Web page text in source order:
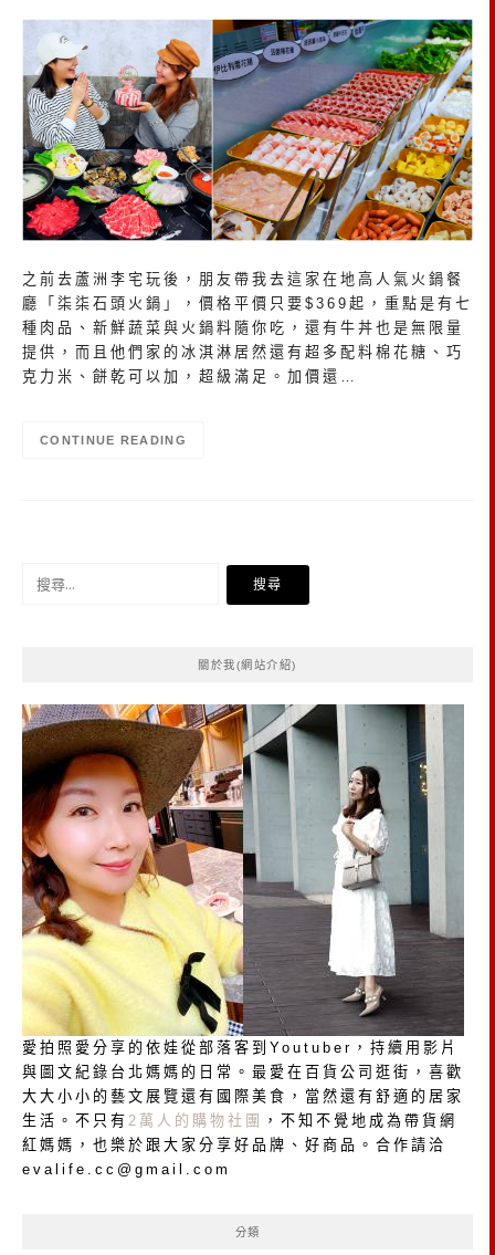
之前去蘆洲李宅玩後，朋友帶我去這家在地高人氣火鍋餐
廳「柒柒石頭火鍋」，價格平價只要$369起，重點是有七
種肉品、新鮮蔬菜與火鍋料隨你吃，還有牛丼也是無限量
提供，而且他們家的冰淇淋居然還有超多配料棉花糖、巧
克力米、餅乾可以加，超級滿足。加價還…
CONTINUE READING
關於我(網站介紹)
愛拍照愛分享的依娃從部落客到Youtuber，持續用影片
與圖文紀錄台北媽媽的日常。最愛在百貨公司逛街，喜歡
大大小小的藝文展覽還有國際美食，當然還有舒適的居家
生活。不只有 2萬人的購物社團
，不知不覺地成為帶貨網
紅媽媽，也樂於跟大家分享好品牌、好商品。合作請洽
evalife.cc@gmail.com
分類